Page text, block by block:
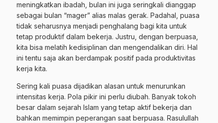
meningkatkan ibadah, bulan ini juga seringkali dianggap
sebagai bulan “mager” alias malas gerak. Padahal, puasa
tidak seharusnya menjadi penghalang bagi kita untuk
tetap produktif dalam bekerja. Justru, dengan berpuasa,
kita bisa melatih kedisiplinan dan mengendalikan diri. Hal
ini tentu saja akan berdampak positif pada produktivitas
kerja kita.
Sering kali puasa dijadikan alasan untuk menurunkan
intensitas kerja. Pola pikir ini perlu diubah. Banyak tokoh
besar dalam sejarah Islam yang tetap aktif bekerja dan
bahkan memimpin peperangan saat berpuasa. Rasulullah